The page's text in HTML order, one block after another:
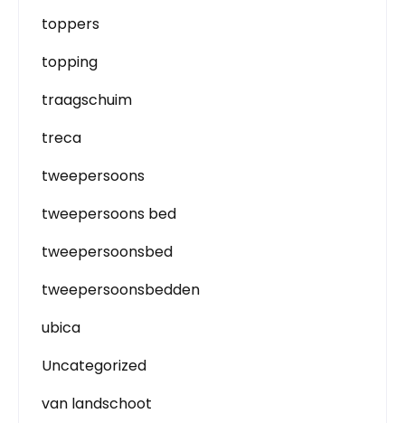
toppers
topping
traagschuim
treca
tweepersoons
tweepersoons bed
tweepersoonsbed
tweepersoonsbedden
ubica
Uncategorized
van landschoot